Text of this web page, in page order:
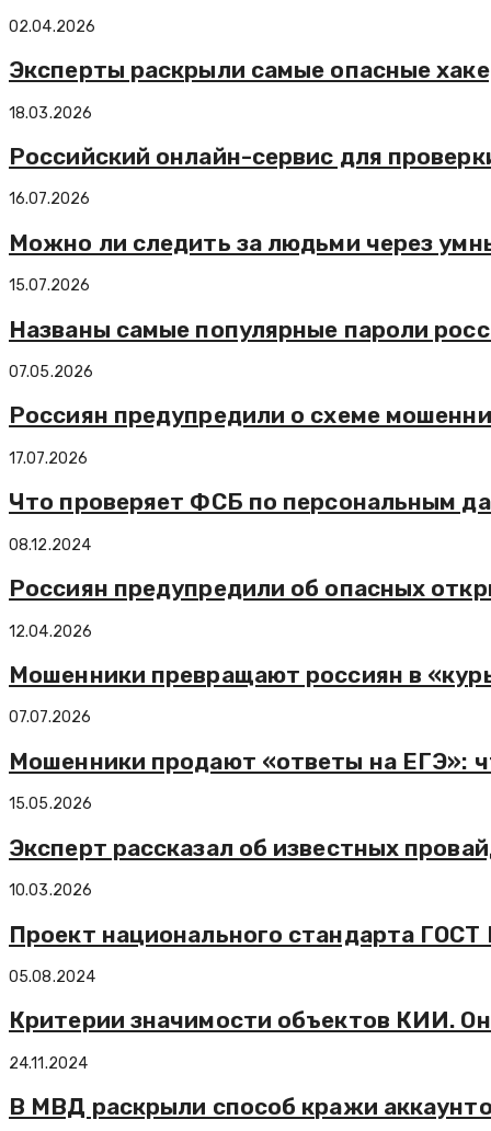
02.04.2026
Эксперты раскрыли самые опасные
18.03.2026
Российский онлайн-сервис для
16.07.2026
Можно ли следить за людьми через
15.07.2026
Названы самые популярные пароли
07.05.2026
Россиян предупредили о схеме
17.07.2026
Что проверяет ФСБ по персональным
08.12.2024
Россиян предупредили об опасных
12.04.2026
Мошенники превращают россиян в
07.07.2026
Мошенники продают «ответы на ЕГЭ»:
15.05.2026
Эксперт рассказал об известных
10.03.2026
Проект национального стандарта
05.08.2024
Критерии значимости объектов КИИ.
24.11.2024
В МВД раскрыли способ кражи